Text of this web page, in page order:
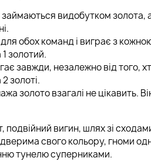
видобутком золота,
обох команд і виграє з
золотий.
завжди, незалежно від того,
золоті.
золото взагалі не цікавить.
подвійний вигин, шлях зі
свого кольору, гноми
тунелю суперниками.